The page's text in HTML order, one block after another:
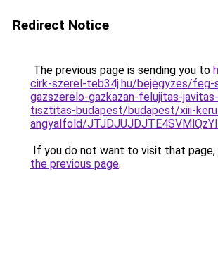
Redirect Notice
The previous page is sending you to
cirk-szerel-teb34j.hu/bejegyzes/feg-
gazszerelo-gazkazan-felujitas-
tisztitas-budapest/budapest/xiii-
angyalfold/
If you do not want to visit that page,
the previous page.